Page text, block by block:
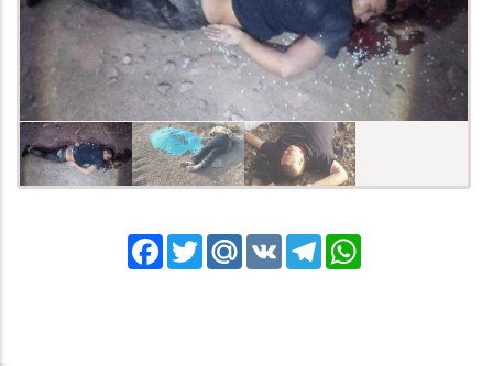
Previous Next
FacebookTwitterMail.RuVK Telegram